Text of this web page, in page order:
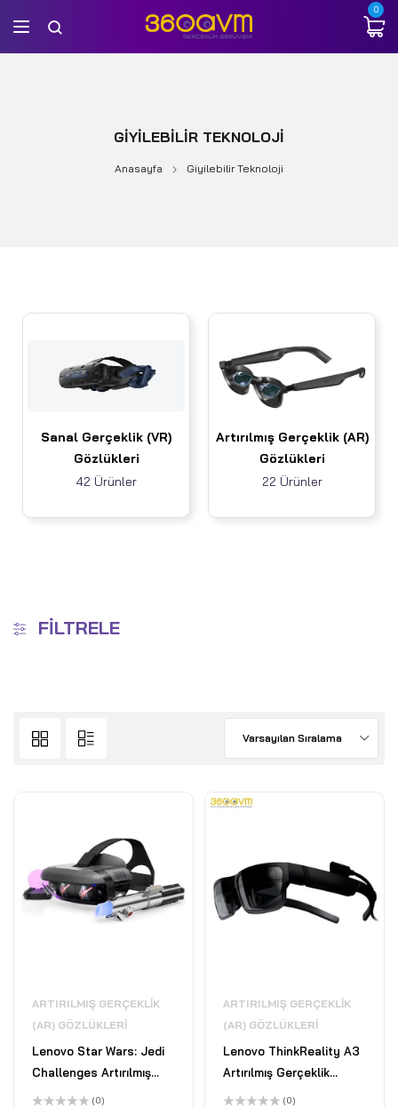
0
GIYILEBILIR TEKNOLOJI
Anasayfa Giyilebilir Teknoloji
Sanal Gerçeklik (VR)
Gözlükleri
42 Ürünler
Artırılmış Gerçeklik (AR)
Gözlükleri
22 Ürünler
FILTRELE
Varsayılan Sıralama
ARTIRILMIŞ GERÇEKLIK
(AR) GÖZLÜKLERI
Lenovo Star Wars: Jedi
Challenges Artırılmış
Gerçeklik Gözlüğü Seti
(0)
ARTIRILMIŞ GERÇEKLIK
(AR) GÖZLÜKLERI
Lenovo ThinkReality A3
Artırılmış Gerçeklik
Gözlüğü - PC Edition
(0)